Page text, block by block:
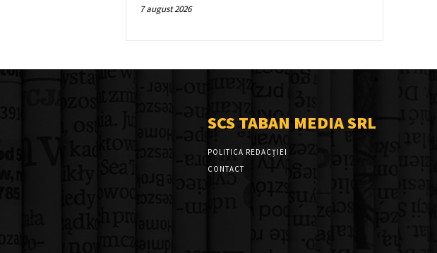
7 august 2026
SCS TABAN MEDIA SRL
POLITICA REDACȚIEI
CONTACT